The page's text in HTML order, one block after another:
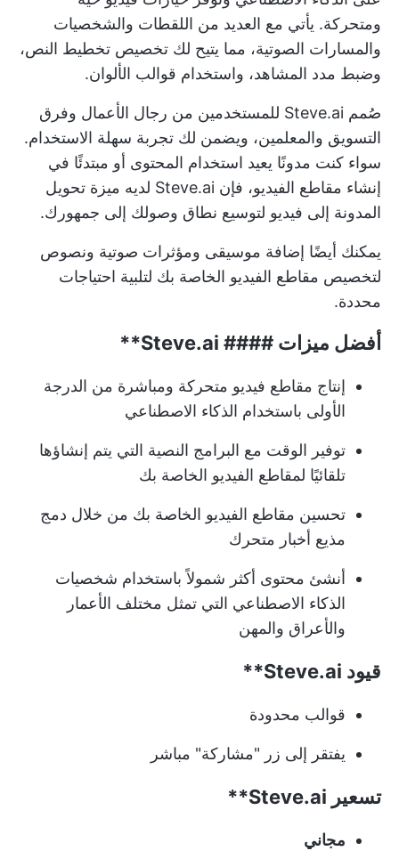
ومتحركة. يأتي مع العديد من اللقطات والشخصيات
والمسارات الصوتية، مما يتيح لك تخصيص تخطيط النص،
وضبط مدد المشاهد، واستخدام قوالب الألوان.
صُمم Steve.ai للمستخدمين من رجال الأعمال وفرق
التسويق والمعلمين، ويضمن لك تجربة سهلة الاستخدام.
سواء كنت مدونًا يعيد استخدام المحتوى أو مبتدئًا في
إنشاء مقاطع الفيديو، فإن Steve.ai لديه ميزة تحويل
المدونة إلى فيديو لتوسيع نطاق وصولك إلى جمهورك.
يمكنك أيضًا إضافة موسيقى ومؤثرات صوتية ونصوص
لتخصيص مقاطع الفيديو الخاصة بك لتلبية احتياجات
محددة.
أفضل ميزات #### Steve.ai**
إنتاج مقاطع فيديو متحركة ومباشرة من الدرجة
الأولى باستخدام الذكاء الاصطناعي
توفير الوقت مع البرامج النصية التي يتم إنشاؤها
تلقائيًا لمقاطع الفيديو الخاصة بك
تحسين مقاطع الفيديو الخاصة بك من خلال دمج
مذيع أخبار متحرك
أنشئ محتوى أكثر شمولاً باستخدام شخصيات
الذكاء الاصطناعي التي تمثل مختلف الأعمار
والأعراق والمهن
قيود Steve.ai**
قوالب محدودة
يفتقر إلى زر "مشاركة" مباشر
تسعير Steve.ai**
مجاني